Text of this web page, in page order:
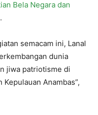
Bela Negara dan
.
semacam ini, Lanal
dunia
jiwa patriotisme di
Anambas”,